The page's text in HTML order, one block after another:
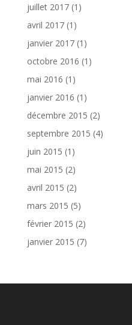
juillet 2017(1)
avril 2017(1)
janvier 2017(1)
octobre 2016 (1)
mai 2016 (1)
janvier 2016 (1)
décembre 2015 (2)
septembre 2015 (4)
juin 2015 (1)
mai 2015 (2)
avril 2015 (2)
mars 2015 (5)
février 2015 (2)
janvier 2015 (7)